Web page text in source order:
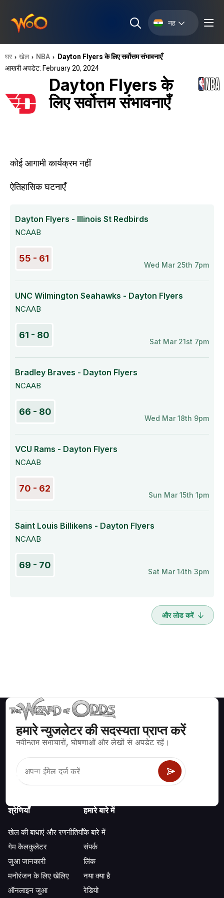
नह
घर › खेल › NBA › Dayton Flyers के लिए सर्वोत्तम संभावनाएँ
आखरी अपडेट: February 20, 2024
Dayton Flyers के
लिए सर्वोत्तम संभावनाएँ
कोई आगामी कार्यक्रम नहीं
ऐतिहासिक घटनाएँ
Dayton Flyers - Illinois St Redbirds
NCAAB
55 - 61
Wed Mar 25th 7pm
UNC Wilmington Seahawks - Dayton Flyers
NCAAB
61 - 80
Sat Mar 21st 7pm
Bradley Braves - Dayton Flyers
NCAAB
66 - 80
Wed Mar 18th 9pm
VCU Rams - Dayton Flyers
NCAAB
70 - 62
Sun Mar 15th 1pm
Saint Louis Billikens - Dayton Flyers
NCAAB
69 - 70
Sat Mar 14th 3pm
और लोड करें
हमारे न्युजलेटर की सदस्यता प्राप्त करें
नवीनतम समाचारों, घोषणाओं और लेखों से अपडेट रहें।
ब्लैकजैक, क्रेप्स, रूलेट और अन्य सैकड़ों कैसीनो खेलों के लिए गणितीय रूप से सही
श्रेणियाँ
खेल की बाधाएं और रणनीतियाँ
गेम कैलकुलेटर
जुआ जानकारी
मनोरंजन के लिए खेलिए
ऑनलाइन जुआ
हमारे बारे में
के बारे में
संपर्क
लिंक
नया क्या है
रेडियो